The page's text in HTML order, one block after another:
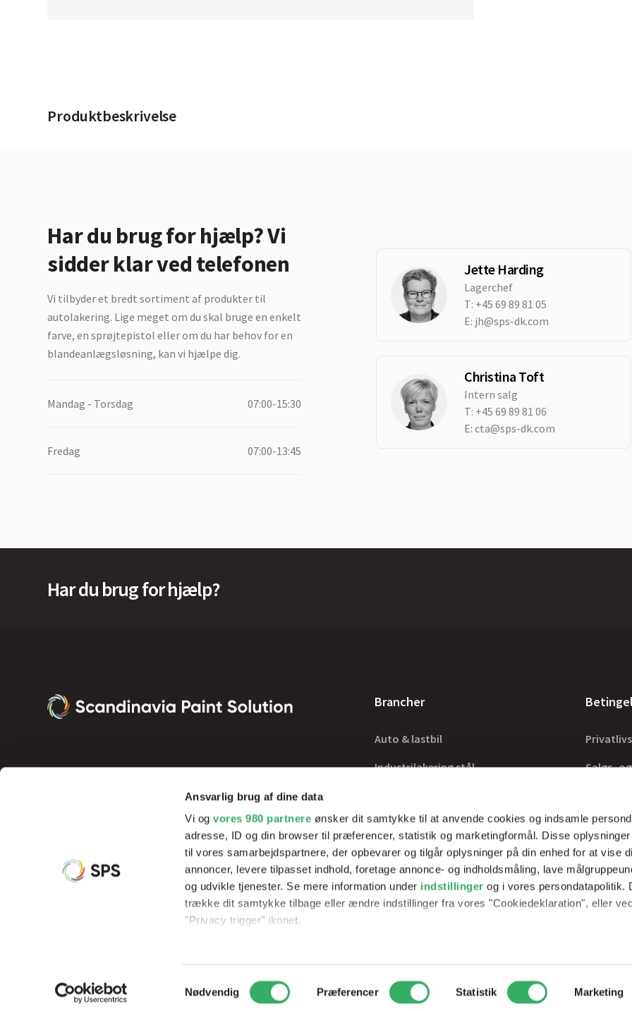
Ansvarlig brug af dine data
Vi ogvores 980 partnere ønsker dit samtykke til at anvende cookies og indsamle
adresse, ID og din browser til præferencer, statistik og marketingformål. Disse
til vores samarbejdspartnere, der opbevarer og tilgår oplysninger på din enhed for at vise
annoncer, levere tilpasset indhold, foretage annonce- og indholdsmåling, lave
og udvikle tjenester. Se mere information under indstillinger og i vores persondatapolitik.
trække dit samtykke tilbage eller ændre indstillinger fra vores "Cookiedeklaration", eller
"Privacy trigger" ikonet.
Vi bruger cookies til at tilpasse vores indhold og annoncer, til at vise dig funktioner til
til at analysere vores trafik. Vi deler også oplysninger om din brug af vores hjemmeside
Samtykkevalg
Nødvendig Præferencer Statistik Marketing
Produktbeskrivelse
Har du brug for hjælp? Vi
sidder klar ved telefonen
Vi tilbyder et bredt sortiment af produkter til
autolakering. Lige meget om du skal bruge en enkelt
farve, en sprøjtepistol eller om du har behov for en
blandeanlægsløsning, kan vi hjælpe dig.
Mandag - Torsdag 07:00-15:30
Fredag 07:00-13:45
Jette Harding
Lagerchef
T: +45 69 89 81 05
E: jh@sps-dk.com
Christina Toft
Intern salg
T: +45 69 89 81 06
E:cta@sps-dk.com
Har du brug for hjælp?
Brancher
Auto & lastbil
Industrilakering stål
Tilbehør
Salgs-
Vi tilbyder innovative produkter og effektive processer, der sikrer optimale
resultater og rentabilitet, samt hjælp og undervisning af vores erfarne teknikker.
© Copyright 2026 Scandinavia Paint Solution CVR: 33955332 Peder Skrams Vej 7, 5220 Odense SØ Telefon: +45 69898100 Mail: